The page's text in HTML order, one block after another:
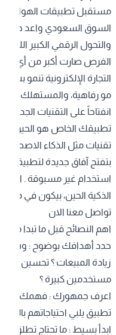
مستقبل تطبيقات الهواتف
والتحول الرقمي الكبير اللي
الفرص صارت أكبر من أي
التجارة الإلكترونية تنمو
مو رفاهية، والمستهلك
انفتاحاً على التقنيات
تطبيقك الخاص هو الحين .
بتفتح آفاق جديدة لتطبيقات
استخدام غير مسبوقة . اللي
الذكية الحين، بيكون في
تواصل معنا الان
اهم النصائح قبل ما تبدا
حدد أهدافك بوضوح : وش
زيادة المبيعات ؟ تحسين خدمة
مستخدمين كبيرة ؟
اعرف جمهورك : فهمك
تطبيق يلبي احتياجاتهم بالضبط
ابدأ بسيط : ما تحتاج تطلق